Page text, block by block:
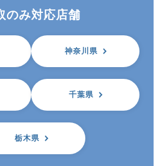
のみ対応店舗
神奈川県
千葉県
栃木県